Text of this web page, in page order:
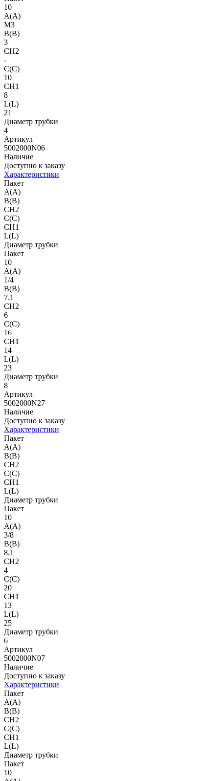
10
A(A)
M3
B(B)
3
CH2
-
C(C)
10
CH1
8
L(L)
21
Диаметр трубки
4
Артикул
5002000N06
Наличие
Доступно к заказу
Характеристики
Пакет
A(A)
B(B)
CH2
C(C)
CH1
L(L)
Диаметр трубки
Пакет
10
A(A)
1/4
B(B)
7.1
CH2
6
C(C)
16
CH1
14
L(L)
23
Диаметр трубки
8
Артикул
5002000N27
Наличие
Доступно к заказу
Характеристики
Пакет
A(A)
B(B)
CH2
C(C)
CH1
L(L)
Диаметр трубки
Пакет
10
A(A)
3/8
B(B)
8.1
CH2
4
C(C)
20
CH1
13
L(L)
25
Диаметр трубки
6
Артикул
5002000N07
Наличие
Доступно к заказу
Характеристики
Пакет
A(A)
B(B)
CH2
C(C)
CH1
L(L)
Диаметр трубки
Пакет
10